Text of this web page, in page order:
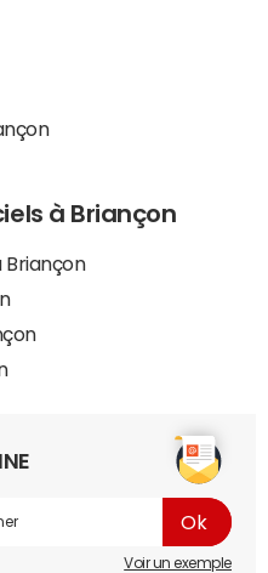
à Briançon
Briançon
Voir un exemple